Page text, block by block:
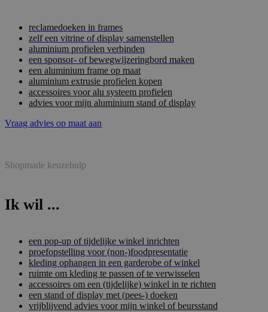
reclamedoeken in frames
zelf een vitrine of display samenstellen
aluminium profielen verbinden
een sponsor- of bewegwijzeringbord maken
een aluminium frame op maat
aluminium extrusie profielen kopen
accessoires voor alu systeem profielen
advies voor mijn aluminium stand of display
Vraag advies op maat aan
Shopmade keuzehulp
Ik wil ...
een pop-up of tijdelijke winkel inrichten
proefopstelling voor (non-)foodpresentatie
kleding ophangen in een garderobe of winkel
ruimte om kleding te passen of te verwisselen
accessoires om een (tijdelijke) winkel in te richten
een stand of display met (pees-) doeken
vrijblijvend advies voor mijn winkel of beursstand